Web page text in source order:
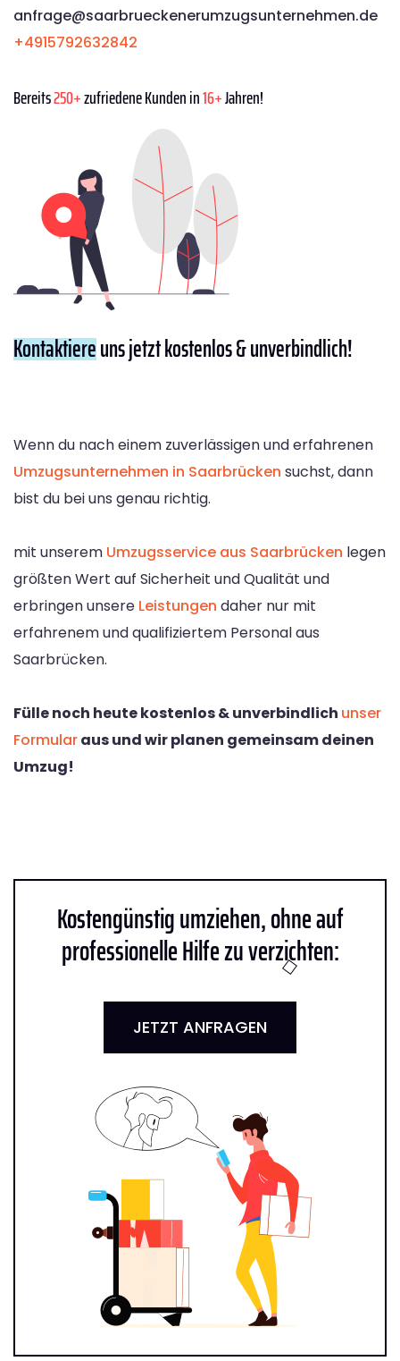
anfrage@saarbrueckenerumzugsunternehmen.de
+4915792632842
Bereits250+zufriedene Kunden in16+Jahren!
Kontaktiereuns jetzt kostenlos & unverbindlich!
Wenn du nach einem zuverlässigen und erfahrenen
Umzugsunternehmen in Saarbrücken suchst, dann
bist du bei uns genau richtig.
mit unserem Umzugsservice aus Saarbrücken legen
größten Wert auf Sicherheit und Qualität und
erbringen unsere Leistungen daher nur mit
erfahrenem und qualifiziertem Personal aus
Saarbrücken.
Fülle noch heute kostenlos & unverbindlich unser
Formularaus und wir planen gemeinsam deinen
Umzug!
Kostengünstig umziehen, ohne auf
professionelle Hilfe zu verzichten:
JETZT ANFRAGEN